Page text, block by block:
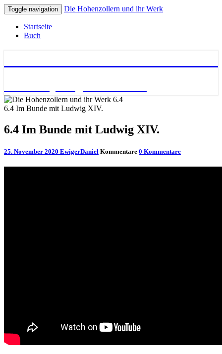
Toggle navigation Die Hohenzollern und ihr Werk
Startseite
Buch
6.4 Im Bunde mit Ludwig XIV.
6.4 Im Bunde mit Ludwig XIV.
25. November 2020 EwigerDaniel Kommentare 0 Kommentare